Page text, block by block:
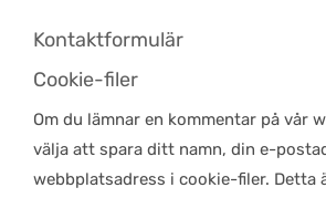
Kontaktformulär
Cookie-filer
Om du lämnar en kommentar på vår
välja att spara ditt namn, din e-
webbplatsadress i cookie-filer. Detta